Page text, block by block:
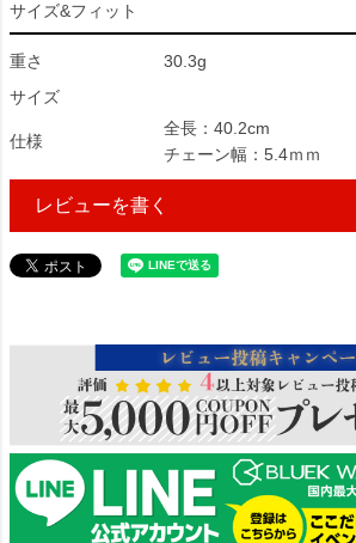
サイズ&フィット
重さ
30.3g
サイズ
仕様
全長：40.2cm
チェーン幅：5.4ｍｍ
レビューを書く